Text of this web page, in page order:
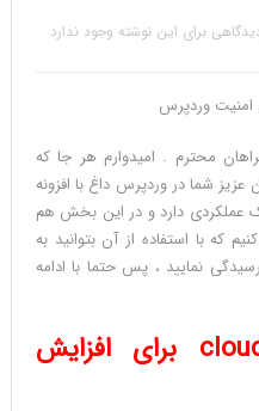
برای این نوشته وجود ندارد
محترم . امیدوارم هر جا که
شما در وردپرس داغ با افزونه
عملکردی دارد و در این بخش هم
که با استفاده از آن بتوانید به
نمایید ، پس حتما با ادامه
آموزش افزونه cloudflare برای افزایش